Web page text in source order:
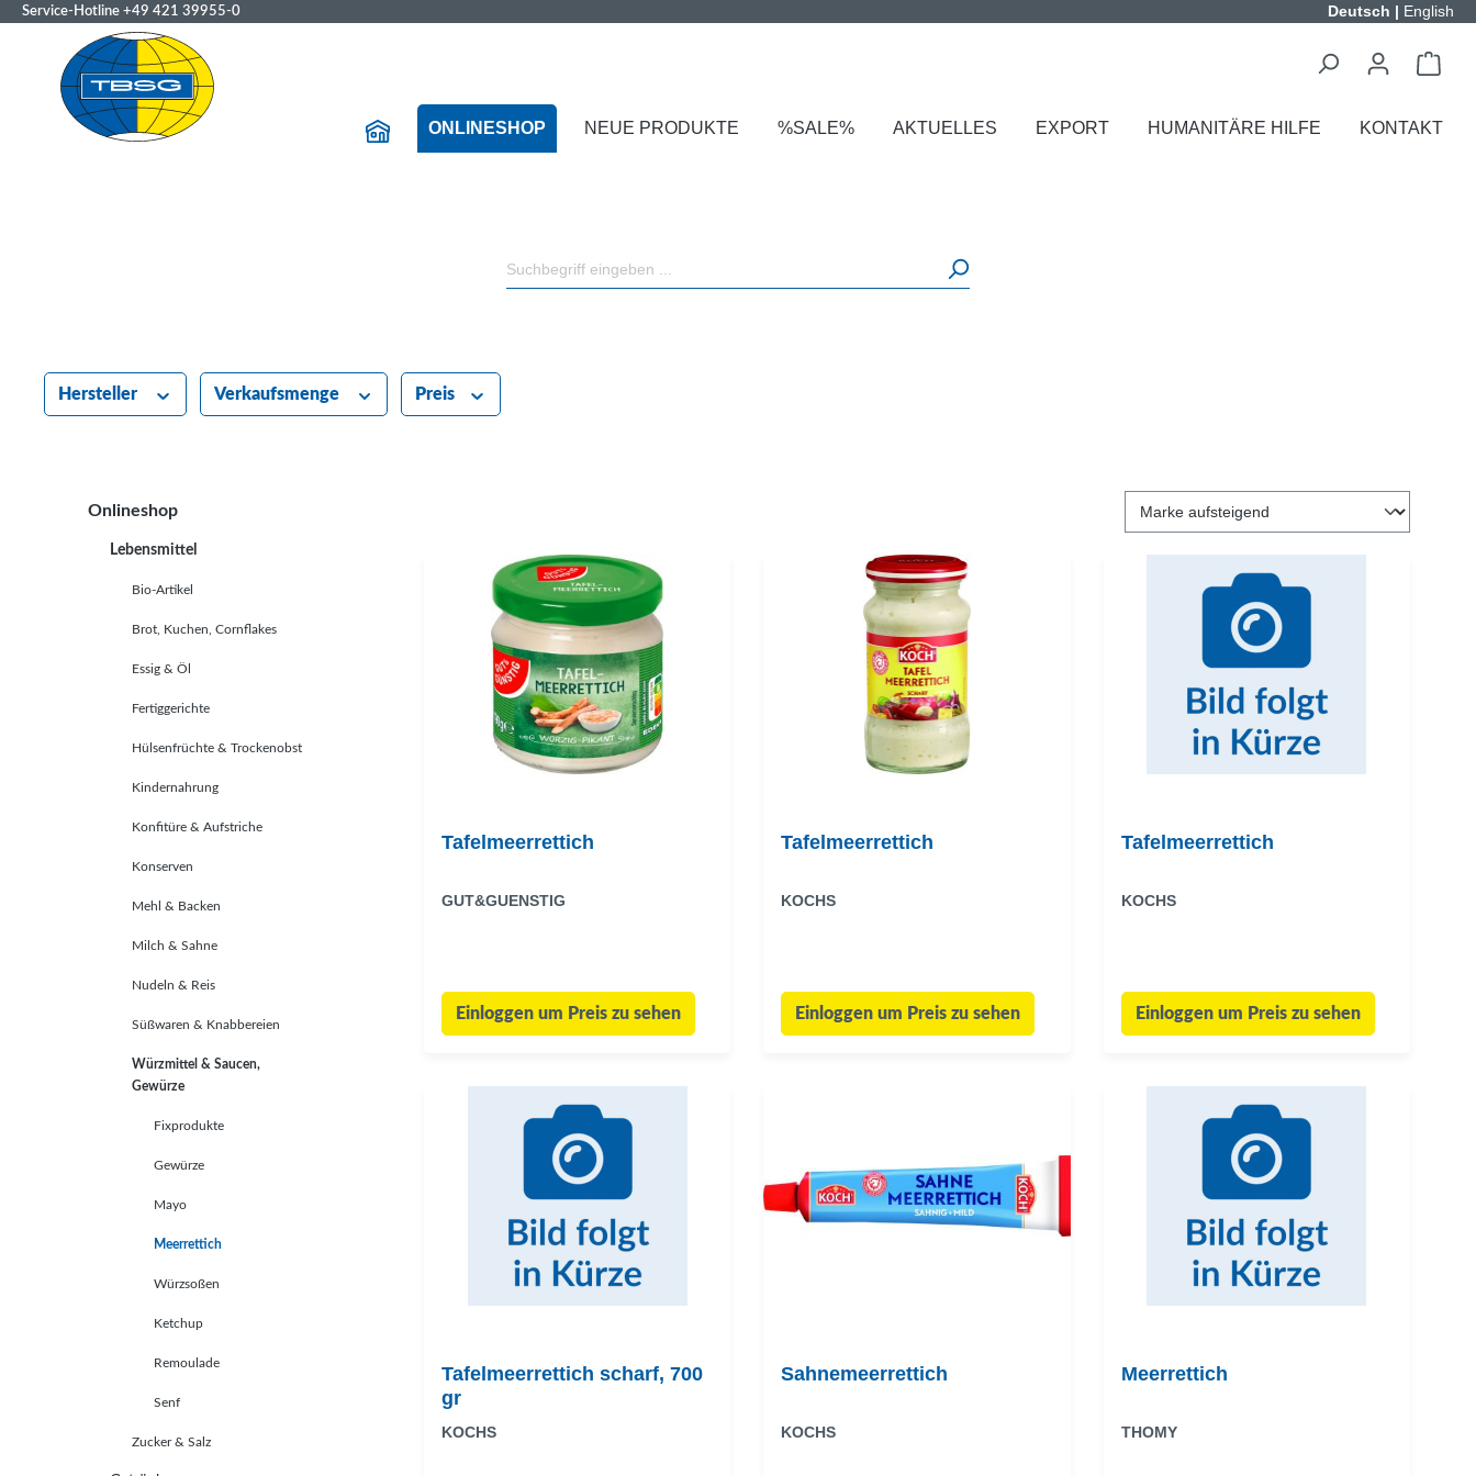
Service-Hotline +49 421 39955-0 Deutsch | English
ONLINESHOP NEUE PRODUKTE %SALE% AKTUELLES EXPORT HUMANITÄRE HILFE KONTAKT
Hersteller Verkaufsmenge Preis
Onlineshop
Lebensmittel
Bio-Artikel
Brot, Kuchen, Cornflakes
Essig & Öl
Fertiggerichte
Hülsenfrüchte & Trockenobst
Kindernahrung
Konfitüre & Aufstriche
Konserven
Mehl & Backen
Milch & Sahne
Nudeln & Reis
Süßwaren & Knabbereien
Würzmittel & Saucen,
Gewürze
Fixprodukte
Gewürze
Mayo
Meerrettich
Würzsoßen
Ketchup
Remoulade
Senf
Zucker & Salz
Tafelmeerrettich
GUT&GUENSTIG
Einloggen um Preis zu sehen
Tafelmeerrettich
KOCHS
Einloggen um Preis zu sehen
Tafelmeerrettich
KOCHS
Einloggen um Preis zu sehen
Tafelmeerrettich scharf, 700
gr
KOCHS
Sahnemeerrettich
KOCHS
Meerrettich
THOMY